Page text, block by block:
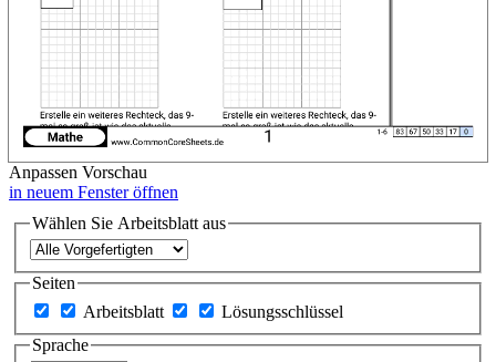
Anpassen Vorschau
in neuem Fenster öffnen
Wählen Sie Arbeitsblatt aus
Seiten
Arbeitsblatt
Lösungsschlüssel
Sprache